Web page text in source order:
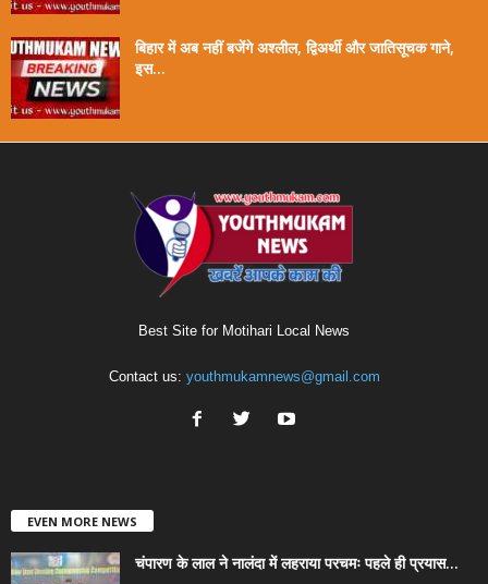
बिहार में अब नहीं बजेंगे अश्लील, द्विअर्थी और जातिसूचक गाने,
इस...
Best Site for Motihari Local News
Contact us: youthmukamnews@gmail.com
EVEN MORE NEWS
चंपारण के लाल ने नालंदा में लहराया परचमः पहले ही प्रयास...